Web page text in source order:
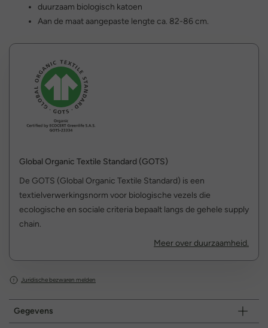
duurzaam biologisch katoen
Aan de maat aangepaste lengte ca. 82-86 cm.
Global Organic Textile Standard (GOTS)
De GOTS (Global Organic Textile Standard) is een
textielverwerkingsnorm voor biologische vezels die
ecologische en sociale criteria bepaalt langs de gehele supply
chain.
Meer over duurzaamheid.
Juridische bezwaren melden
Gegevens